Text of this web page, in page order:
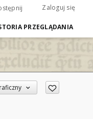
Zaloguj się
PRZEGLĄDANIA